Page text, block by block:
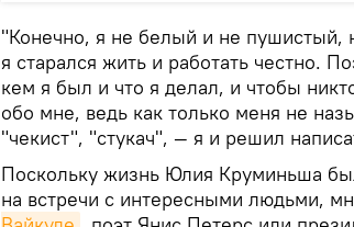
"Конечно, я не белый и не пушистый,
я старался жить и работать честно.
кем я был и что я делал, и чтобы
обо мне, ведь как только меня не
"чекист", "стукач", — я и решил
Поскольку жизнь Юлия Круминьша
на встречи с интересными людьми,